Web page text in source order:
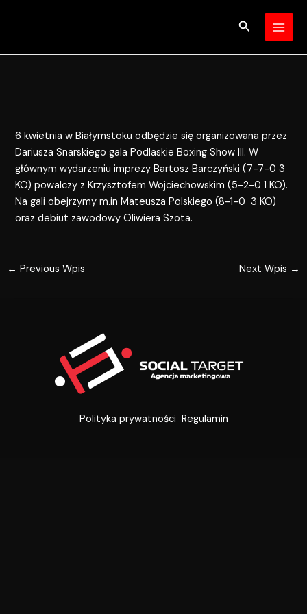
Search
6 kwietnia w Białymstoku odbędzie się organizowana przez
Dariusza Snarskiego gala Podlaskie Boxing Show III. W
głównym wydarzeniu imprezy Bartosz Barczyński (7-7-0 3
KO) powalczy z Krzysztofem Wojciechowskim (5-2-0 1 KO).
Na gali obejrzymy m.in Mateusza Polskiego (8-1-0 3 KO)
oraz debiut zawodowy Oliwiera Szota.
← Previous Wpis Next Wpis →
Polityka prywatności Regulamin